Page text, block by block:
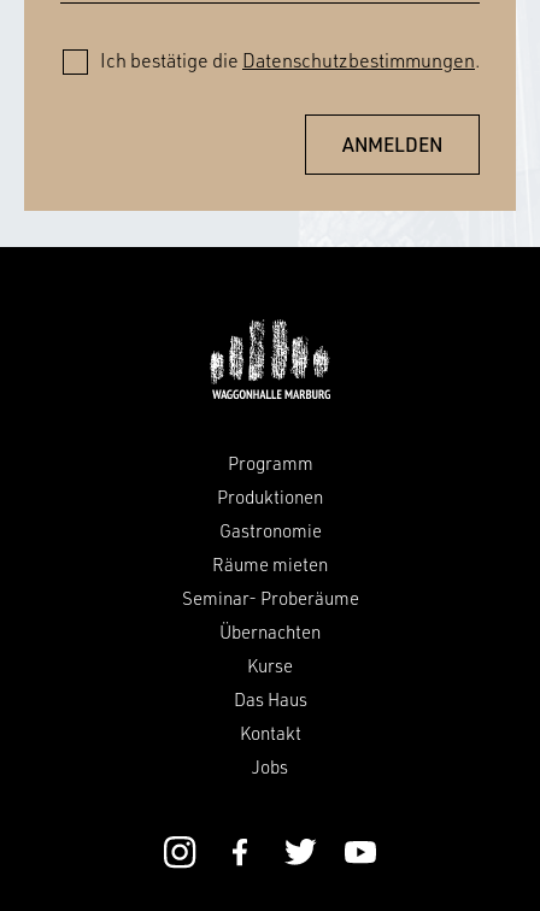
Ich bestätige die Datenschutzbestimmungen.
Programm
Produktionen
Gastronomie
Räume mieten
Seminar- Proberäume
Übernachten
Kurse
Das Haus
Kontakt
Jobs